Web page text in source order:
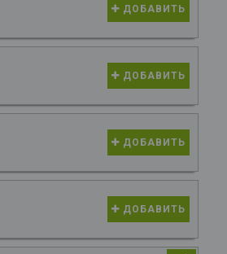
ДОБАВИТЬ
ДОБАВИТЬ
ДОБАВИТЬ
ДОБАВИТЬ